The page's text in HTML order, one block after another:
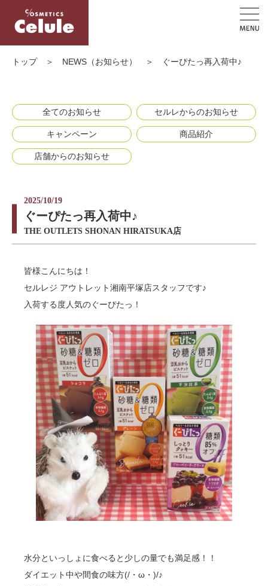
トップ＞ NEWS（お知らせ） ＞ ぐーぴたっ再入荷中♪
全てのお知らせ セルレからのお知らせ
キャンペーン 商品紹介
店舗からのお知らせ
2025/10/19
ぐーぴたっ再入荷中♪
THE OUTLETS SHONAN HIRATSUKA店
皆様こんにちは！
セルレジ アウトレット湘南平塚店スタッフです♪
入荷する度人気のぐーぴたっ！
水分といっしょに食べると少しの量でも満足感！！
ダイエット中や間食の味方(/・ω・)/♪